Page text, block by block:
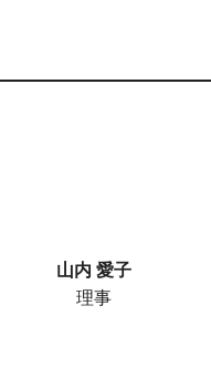
山​内 ​愛子​
理事